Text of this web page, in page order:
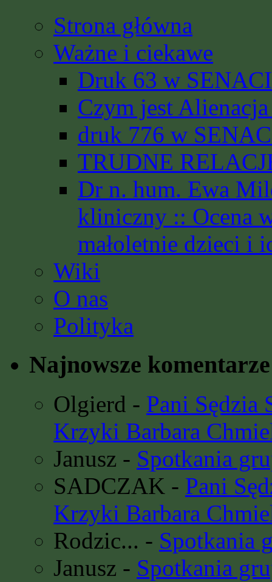
Strona główna
Ważne i ciekawe
Druk 63 w
Czym jest
druk 776 w
TRUDNE
Dr n. hum. Ewa
kliniczny :: Ocena
małoletnie dzieci i
Wiki
O nas
Polityka
Najnowsze komentarze
Olgierd - Pani Sędzia
Krzyki Barbara
Janusz - Spotkania
SADCZAK - Pani
Krzyki Barbara
Rodzic... - Spotkania
Janusz - Spotkania